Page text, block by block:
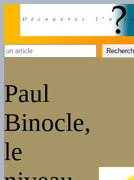
Paul
Binocle,
le